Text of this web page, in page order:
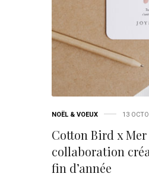
NOËL & VOEUX 13
Cotton Bird x
collaboration
fin d’année